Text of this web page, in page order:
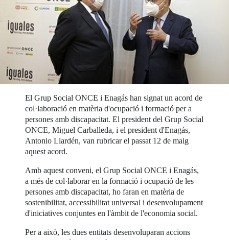
El Grup Social ONCE i Enagás han signat un acord de
col·laboració en matèria d'ocupació i formació per a
persones amb discapacitat. El president del Grup Social
ONCE, Miguel Carballeda, i el president d'Enagás,
Antonio Llardén, van rubricar el passat 12 de maig
aquest acord.
Amb aquest conveni, el Grup Social ONCE i Enagás,
a més de col·laborar en la formació i ocupació de les
persones amb discapacitat, ho faran en matèria de
sostenibilitat, accessibilitat universal i desenvolupament
d'iniciatives conjuntes en l'àmbit de l'economia social.
Per a això, les dues entitats desenvoluparan accions